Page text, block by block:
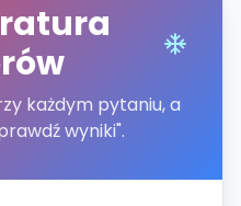
każdym pytaniu, a
wyniki".